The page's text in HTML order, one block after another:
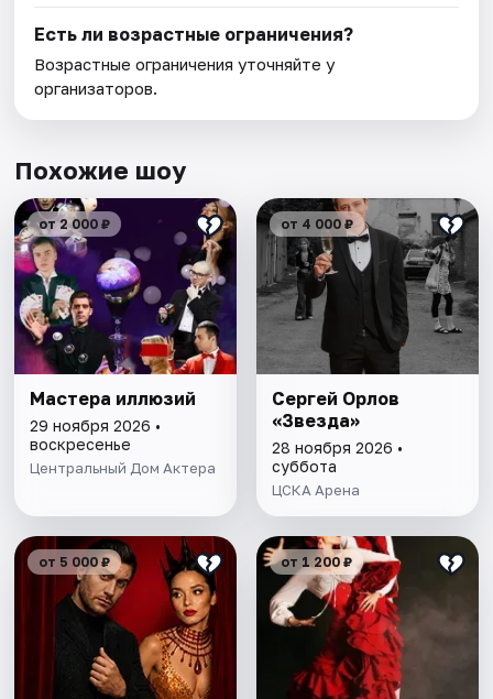
Есть ли возрастные ограничения?
Возрастные ограничения уточняйте у
организаторов.
Похожие шоу
от 2 000 ₽
Мастера иллюзий
29 ноября 2026 •
воскресенье
Центральный Дом Актера
от 4 000 ₽
Сергей Орлов
«Звезда»
28 ноября 2026 •
суббота
ЦСКА Арена
от 5 000 ₽ от 1 200 ₽